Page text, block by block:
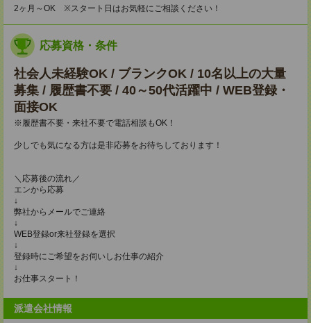
2ヶ月～OK ※スタート日はお気軽にご相談ください！
応募資格・条件
社会人未経験OK / ブランクOK / 10名以上の大量
募集 / 履歴書不要 / 40～50代活躍中 / WEB登録・
面接OK
※履歴書不要・来社不要で電話相談もOK！
少しでも気になる方は是非応募をお待ちしております！
＼応募後の流れ／
エンから応募
↓
弊社からメールでご連絡
↓
WEB登録or来社登録を選択
↓
登録時にご希望をお伺いしお仕事の紹介
↓
お仕事スタート！
派遣会社情報